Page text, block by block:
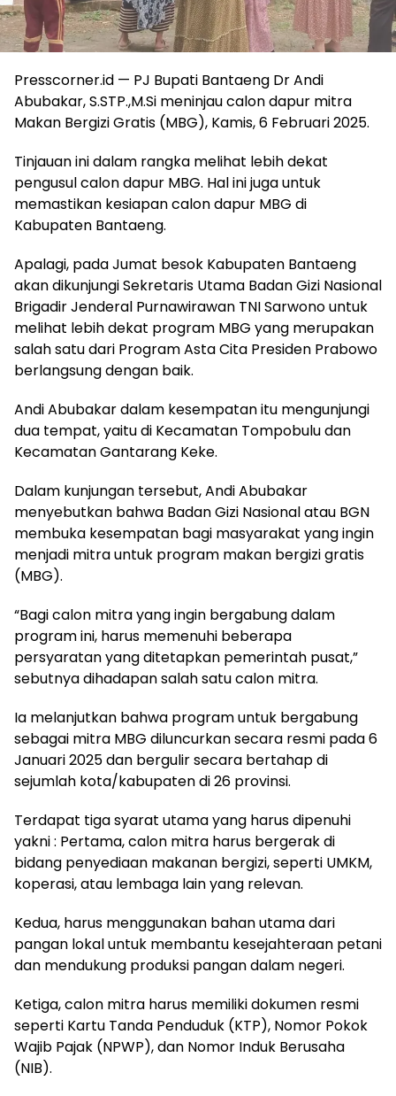
Presscorner.id — PJ Bupati Bantaeng Dr Andi
Abubakar, S.STP.,M.Si meninjau calon dapur mitra
Makan Bergizi Gratis (MBG), Kamis, 6 Februari 2025.
Tinjauan ini dalam rangka melihat lebih dekat
pengusul calon dapur MBG. Hal ini juga untuk
memastikan kesiapan calon dapur MBG di
Kabupaten Bantaeng.
Apalagi, pada Jumat besok Kabupaten Bantaeng
akan dikunjungi Sekretaris Utama Badan Gizi Nasional
Brigadir Jenderal Purnawirawan TNI Sarwono untuk
melihat lebih dekat program MBG yang merupakan
salah satu dari Program Asta Cita Presiden Prabowo
berlangsung dengan baik.
Andi Abubakar dalam kesempatan itu mengunjungi
dua tempat, yaitu di Kecamatan Tompobulu dan
Kecamatan Gantarang Keke.
Dalam kunjungan tersebut, Andi Abubakar
menyebutkan bahwa Badan Gizi Nasional atau BGN
membuka kesempatan bagi masyarakat yang ingin
menjadi mitra untuk program makan bergizi gratis
(MBG).
“Bagi calon mitra yang ingin bergabung dalam
program ini, harus memenuhi beberapa
persyaratan yang ditetapkan pemerintah pusat,”
sebutnya dihadapan salah satu calon mitra.
Ia melanjutkan bahwa program untuk bergabung
sebagai mitra MBG diluncurkan secara resmi pada 6
Januari 2025 dan bergulir secara bertahap di
sejumlah kota/kabupaten di 26 provinsi.
Terdapat tiga syarat utama yang harus dipenuhi
yakni : Pertama, calon mitra harus bergerak di
bidang penyediaan makanan bergizi, seperti UMKM,
koperasi, atau lembaga lain yang relevan.
Kedua, harus menggunakan bahan utama dari
pangan lokal untuk membantu kesejahteraan petani
dan mendukung produksi pangan dalam negeri.
Ketiga, calon mitra harus memiliki dokumen resmi
seperti Kartu Tanda Penduduk (KTP), Nomor Pokok
Wajib Pajak (NPWP), dan Nomor Induk Berusaha
(NIB).